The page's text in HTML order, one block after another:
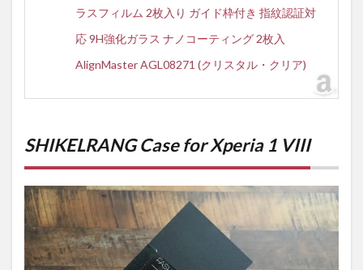
ラスフィルム 2枚入り ガイド枠付き 指紋認証対
応 9H強化ガラス ナノコーティング 2枚入
AlignMaster AGL08271 (クリスタル・クリア)
SHIKELRANG Case for Xperia 1 VIII